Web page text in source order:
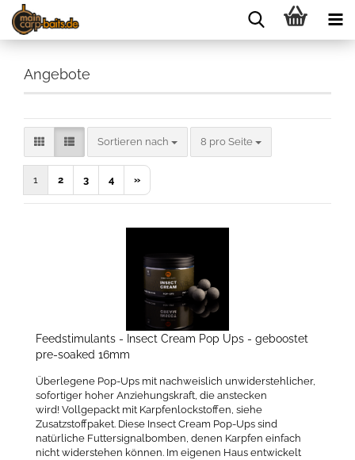
Angebote
Sortieren nach
Sortieren nach 8 pro Seite
pro Seite
1 2 3 4 »
Feedstimulants - Insect Cream Pop Ups - geboostet
pre-soaked 16mm
Überlegene Pop-Ups mit nachweislich unwiderstehlicher,
sofortiger hoher Anziehungskraft, die anstecken
wird! Vollgepackt mit Karpfenlockstoffen, siehe
Zusatzstoffpaket. Diese Insect Cream Pop-Ups sind
natürliche Futtersignalbomben, denen Karpfen einfach
nicht widerstehen können. Im eigenen Haus entwickelt